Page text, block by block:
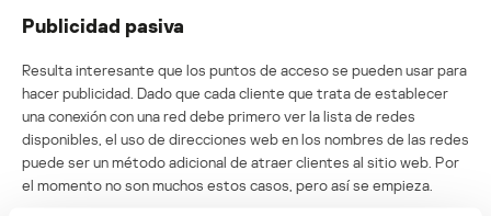
Publicidad pasiva
Resulta interesante que los puntos de acceso se pueden usar para
hacer publicidad. Dado que cada cliente que trata de establecer
una conexión con una red debe primero ver la lista de redes
disponibles, el uso de direcciones web en los nombres de las redes
puede ser un método adicional de atraer clientes al sitio web. Por
el momento no son muchos estos casos, pero así se empieza.